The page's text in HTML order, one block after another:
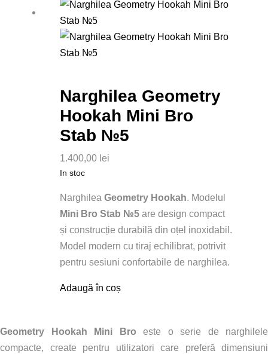
Narghilea Geometry
Hookah Mini Bro
Stab №5
1.400,00 lei
In stoc
Narghilea Geometry Hookah. Modelul
Mini Bro Stab №5 are design compact
și construcție durabilă din oțel inoxidabil.
Model modern cu tiraj echilibrat, potrivit
pentru sesiuni confortabile de narghilea.
Adaugă în coș
Geometry Hookah Mini Bro este o serie de narghilele
compacte, create pentru utilizatori care preferă dimensiuni